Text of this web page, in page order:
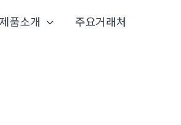
제품소개 주요거래처